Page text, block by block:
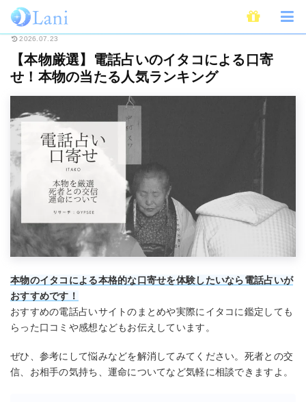
ホーム 電話占い 【本物厳選】電話占いのイタコによる口寄せ！本物の当
2026.07.23
【本物厳選】電話占いのイタコによる口寄
せ！本物の当たる人気ランキング
本物のイタコによる本格的な口寄せを体験したいなら電話占いが
おすすめです！
おすすめの電話占いサイトのまとめや実際にイタコに鑑定しても
らった口コミや感想などもお伝えしています。
ぜひ、参考にして悩みなどを解消してみてください。死者との交
信、お相手の気持ち、運命についてなど気軽に相談できますよ。